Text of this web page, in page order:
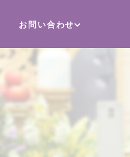
お問い合わせ